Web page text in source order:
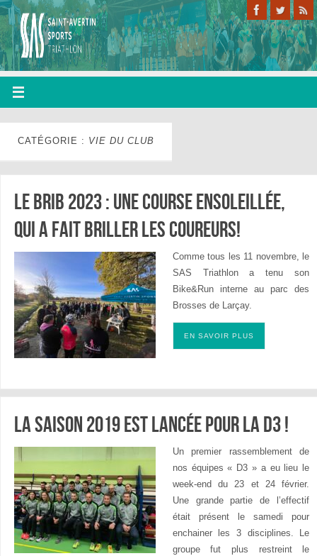
CATÉGORIE : VIE DU CLUB
Le BRIB 2023 : une course ensoleillée,
qui a fait briller les coureurs!
Comme tous les 11 novembre, le
SAS Triathlon a tenu son
Bike&Run interne au parc des
Brosses de Larçay.
EN SAVOIR PLUS
La saison 2019 est lancée pour la D3 !
Un premier rassemblement de
nos équipes « D3 » a eu lieu le
week-end du 23 et 24 février.
Une grande partie de l’effectif
était présent le samedi pour
enchainer les 3 disciplines. Le
groupe fut plus restreint le